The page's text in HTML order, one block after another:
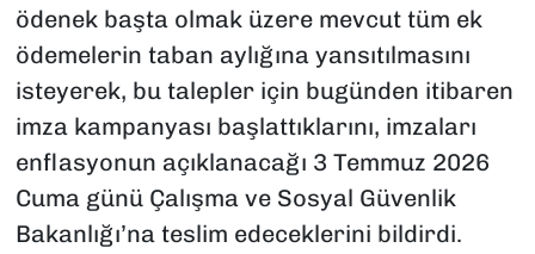
ödenek başta olmak üzere mevcut tüm ek
ödemelerin taban aylığına yansıtılmasını
isteyerek, bu talepler için bugünden itibaren
imza kampanyası başlattıklarını, imzaları
enflasyonun açıklanacağı 3 Temmuz 2026
Cuma günü Çalışma ve Sosyal Güvenlik
Bakanlığı’na teslim edeceklerini bildirdi.